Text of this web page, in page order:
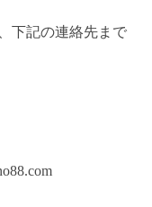
下記の連絡先まで